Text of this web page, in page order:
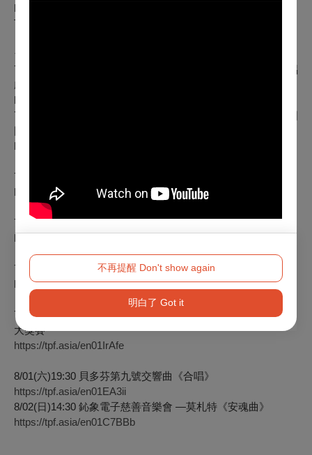
不再提醒 Don't show again
明白了 Got it
https://lihi3.cc/KIJW1
TICF官方網站｜www.ticf.tw
台北場次：
7/26(日)19:30 英業達慈善音樂會—艾斯特維茲《中南美清唱
劇》
https://tpf.asia/en01PmEre
7/27(一)19:30 永真慈善音樂會—拉脫維亞Kamēr合唱團與德國
圖林根室內合唱團
https://tpf.asia/en01XQnAn
7/28(二)19:30 斯洛維尼亞 美格隆室內合唱團
https://tpf.asia/en01FI7Vz
7/29(三)19:30 匈牙利 Cantemus 兒童合唱團
https://tpf.asia/en01czYBf
7/30(四)19:30 西班牙 SUHAR男聲合唱團
https://tpf.asia/en01Ouaq2
7/31(五)19:30 王道銀行集團慈善音樂會–台北國際合唱大賽：
大獎賽
https://tpf.asia/en01IrAfe
8/01(六)19:30 貝多芬第九號交響曲《合唱》
https://tpf.asia/en01EA3ii
8/02(日)14:30 鈊象電子慈善音樂會 —莫札特《安魂曲》
https://tpf.asia/en01C7BBb